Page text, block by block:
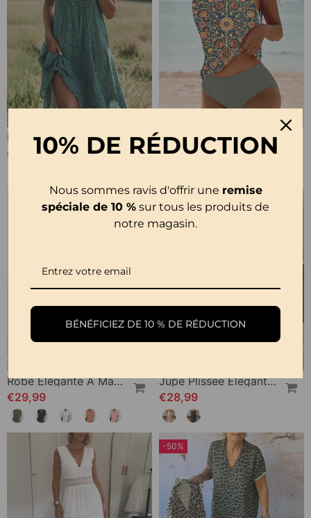
Robe Florale Décontractée À Revers
€33,99
Tankini Imprimée Avec Double Sangle
€27,99 €32,99
Robe Élégante À Manches Fendues De Couleur Unie
€29,99
Jupe Plissée Élégante De Couleur Unie
€28,99
-50%
10% DE RÉDUCTION
Nous sommes ravis d'offrir une remise
spéciale de 10 % sur tous les produits de
notre magasin.
BÉNÉFICIEZ DE 10 % DE RÉDUCTION